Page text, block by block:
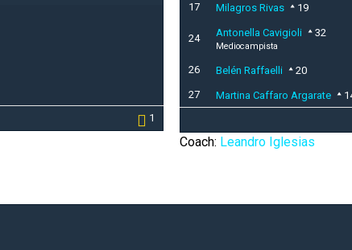
1
17
Milagros Rivas 19
24 Antonella Cavigioli 32
Mediocampista
26 Belén Raffaelli
20
27
Martina Caffaro Argarate
Coach: Leandro Iglesias